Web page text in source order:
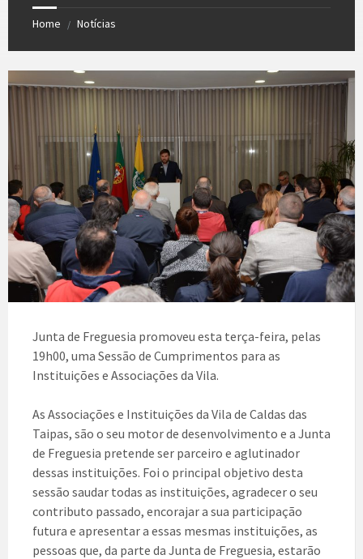
Home / Notícias
Junta de Freguesia promoveu esta terça-feira, pelas
19h00, uma Sessão de Cumprimentos para as
Instituições e Associações da Vila.
As Associações e Instituições da Vila de Caldas das
Taipas, são o seu motor de desenvolvimento e a Junta
de Freguesia pretende ser parceiro e aglutinador
dessas instituições. Foi o principal objetivo desta
sessão saudar todas as instituições, agradecer o seu
contributo passado, encorajar a sua participação
futura e apresentar a essas mesmas instituições, as
pessoas que, da parte da Junta de Freguesia, estarão